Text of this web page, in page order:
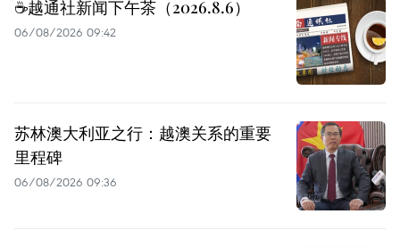
☕️越通社新闻下午茶（2026.8.6）
06/08/2026 09:42
苏林澳大利亚之行：越澳关系的重要
里程碑
06/08/2026 09:36